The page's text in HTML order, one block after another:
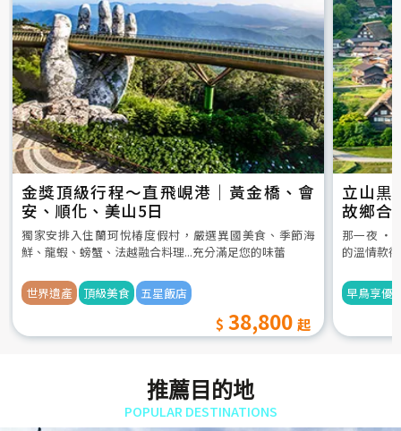
金獎頂級行程～直飛峴港｜黃金橋、會
安、順化、美山5日
獨家安排入住蘭珂悅椿度假村，嚴選異國美食、季節海
鮮、龍蝦、螃蟹、法越融合料理...充分滿足您的味蕾
世界遺產 頂級美食 五星飯店
38,800
立山黒
故鄉合
5日
那一夜 ‧
的溫情款
早鳥享優
推薦目的地
POPULAR DESTINATIONS